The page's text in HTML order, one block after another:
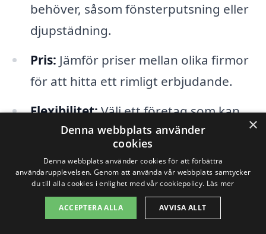
behöver, såsom fönsterputsning eller
djupstädning.
Pris: Jämför priser mellan olika firmor
för att hitta ett rimligt erbjudande.
Flexibilitet:Välj ett företag som kan
anpassa sig efter dina behov och
Certifieringar:Kontrollera om
företaget har nödvändiga
×
Denna webbplats använder
cookies
Denna webbplats använder cookies för att förbättra
användarupplevelsen. Genom att använda vår webbplats samtycker
du till alla cookies i enlighet med vår cookiepolicy. Läs mer
ACCEPTERA ALLA AVVISA ALLT